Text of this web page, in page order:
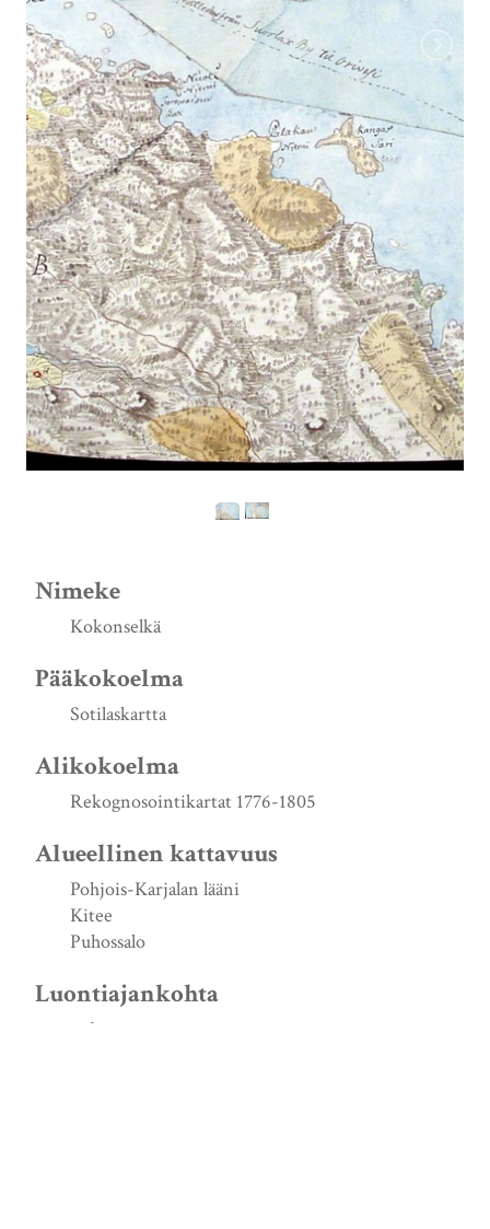
Nimeke
Kokonselkä
Pääkokoelma
Sotilaskartta
Alikokoelma
Rekognosointikartat 1776-1805
Alueellinen kattavuus
Pohjois-Karjalan lääni
Kitee
Puhossalo
Luontiajankohta
s. d.